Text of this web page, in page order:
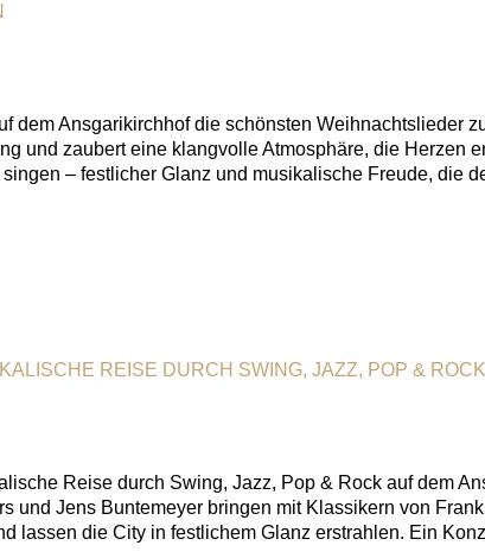
dem Ansgarikirchhof die schönsten Weihnachtslieder
und zaubert eine klangvolle Atmosphäre, die Herzen
– festlicher Glanz und musikalische Freude, die
REISE DURCH SWING, JAZZ, POP & ROCK
Reise durch Swing, Jazz, Pop & Rock auf dem
und Jens Buntemeyer bringen mit Klassikern von
lassen die City in festlichem Glanz erstrahlen. Ein